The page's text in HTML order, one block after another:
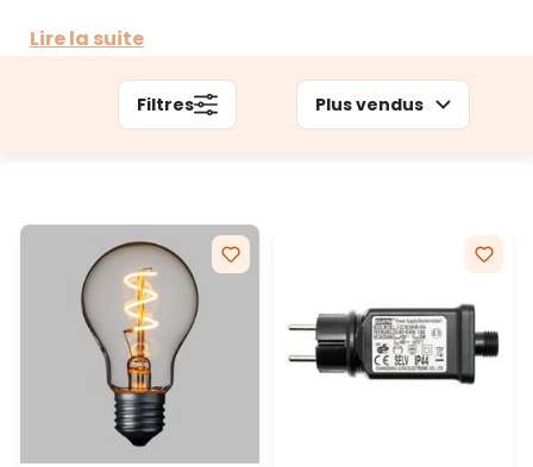
câble et d'ampoule, à filament traditionnel ou en
plus. Cette série peut être prolongées que sur une
vingtaine de mètres et n'est donc pas la série la
Lire la suite
Filtres Plus vendus